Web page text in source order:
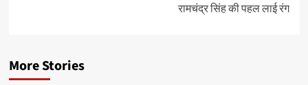
रामचंद्र सिंह की पहल लाई रंग
More Stories